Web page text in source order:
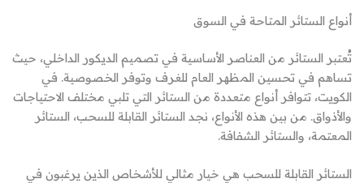
أنواع الستائر المتاحة في السوق
تُعتبر الستائر من العناصر الأساسية في تصميم الديكور الداخلي، حيث
تساهم في تحسين المظهر العام للغرف وتوفر الخصوصية. في
الكويت، تتوافر أنواع متعددة من الستائر التي تلبي مختلف الاحتياجات
والأذواق. من بين هذه الأنواع، نجد الستائر القابلة للسحب، الستائر
المعتمة، والستائر الشفافة.
الستائر القابلة للسحب هي خيار مثالي للأشخاص الذين يرغبون في